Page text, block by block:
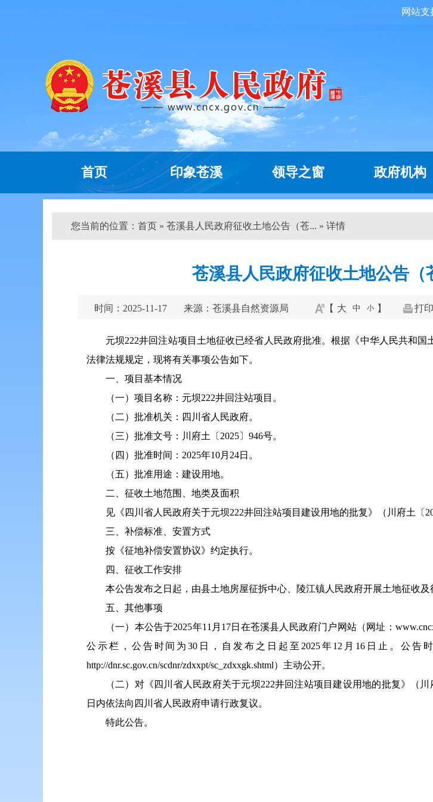
网站支
首页 印象苍溪 领导之窗 政府机构
您当前的位置： 首页 » 苍溪县人民政府征收土地公告（苍... » 详情
苍溪县人民政府征收土地公告（
时间：2025-11-17 来源：苍溪县自然资源局 【 大 中 小 】 打印
元坝222井回注站项目土地征收已经省人民政府批准。根据《中华人民共和
法律法规规定，现将有关事项公告如下。
一、项目基本情况
（一）项目名称：元坝222井回注站项目。
（二）批准机关：四川省人民政府。
（三）批准文号：川府土〔2025〕946号。
（四）批准时间：2025年10月24日。
（五）批准用途：建设用地。
二、征收土地范围、地类及面积
见《四川省人民政府关于元坝222井回注站项目建设用地的批复》（川府土〔
三、补偿标准、安置方式
按《征地补偿安置协议》约定执行。
四、征收工作安排
本公告发布之日起，由县土地房屋征拆中心、陵江镇人民政府开展土地征收及
五、其他事项
（一）本公告于2025年11月17日在苍溪县人民政府门户网站（网址：
公示栏，公告时间为30日，自发布之日起至2025年12月16日止。公告
http://dnr.sc.gov.cn/scdnr/zdxxpt/sc_zdxxgk.shtml）主动公开。
（二）对《四川省人民政府关于元坝222井回注站项目建设用地的批复》（
日内依法向四川省人民政府申请行政复议。
特此公告。